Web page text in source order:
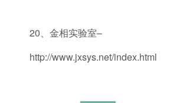
20、金相实验室–
http://www.jxsys.net/index.html